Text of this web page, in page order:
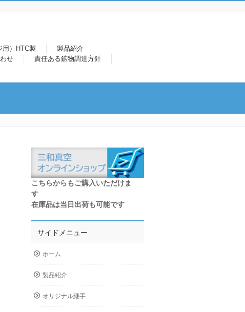
用）HTC製
製品紹介
せ
責任ある鉱物調達方針
こちらからもご購入いただけま
す
在庫品は当日出荷も可能です
サイドメニュー
ホーム
製品紹介
オリジナル継手